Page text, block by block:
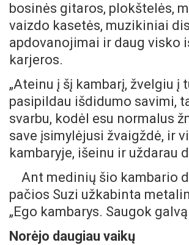
bosinės gitaros, plokštelės,
vaizdo kasetės, muzikiniai
apdovanojimai ir daug visko
karjeros.
„Ateinu į šį kambarį, žvelgiu į
pasipildau išdidumo savimi,
svarbu, kodėl esu normalus
save įsimylėjusi žvaigždė, ir
kambaryje, išeinu ir uždarau
Ant medinių šio kambario
pačios Suzi užkabinta
„Ego kambarys. Saugok
Norėjo daugiau vaikų